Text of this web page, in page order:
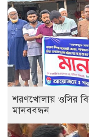
শরণখোলায় ওসির
মানববন্ধন